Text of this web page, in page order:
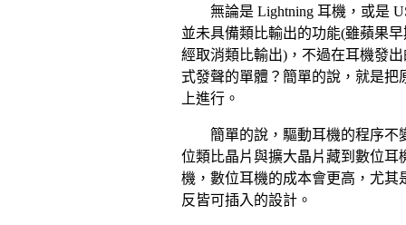
無論是 Lightning耳機，或是
並未具備類比輸出的功能(雖蘋果
經取消類比輸出) ，不過在耳機發
式發聲的單體？簡單的說，就是
上進行。
簡單的說，驅動耳機的程序
位類比晶片與擴大晶片藏到數位
機，數位耳機的成本會更高，尤其
反皆可插入的設計。